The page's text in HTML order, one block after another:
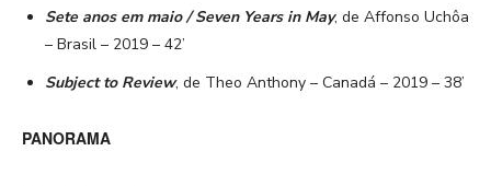
Sete anos em maio / Seven Years in May, de Affonso Uchôa
– Brasil – 2019 – 42’
Subject to Review, de Theo Anthony – Canadá – 2019 – 38’
PANORAMA